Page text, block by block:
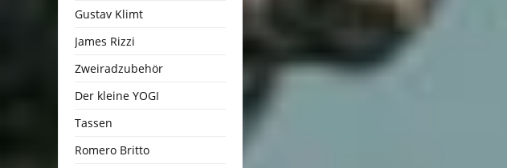
Gustav Klimt
James Rizzi
Zweiradzubehör
Der kleine YOGI
Tassen
Romero Britto